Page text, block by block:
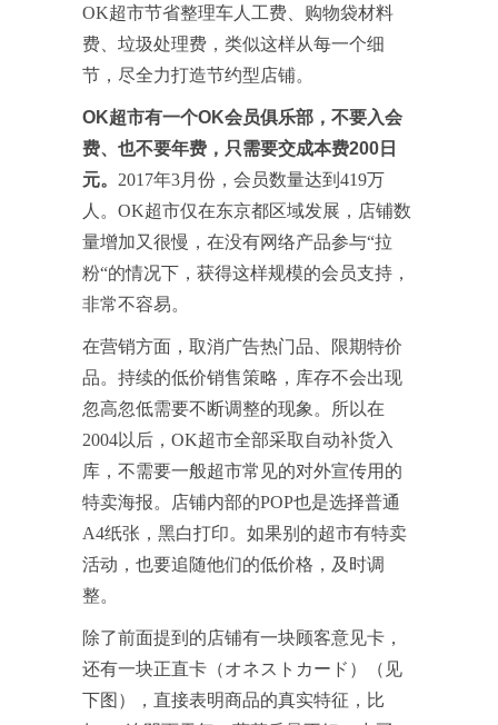
OK超市节省整理车人工费、购物袋材料
费、垃圾处理费，类似这样从每一个细
节，尽全力打造节约型店铺。
OK超市有一个OK会员俱乐部，不要入会
费、也不要年费，只需要交成本费200日
元。 2017年3月份，会员数量达到419万
人。OK超市仅在东京都区域发展，店铺数
量增加又很慢，在没有网络产品参与“拉
粉“的情况下，获得这样规模的会员支持，
非常不容易。
在营销方面，取消广告热门品、限期特价
品。持续的低价销售策略，库存不会出现
忽高忽低需要不断调整的现象。所以在
2004以后，OK超市全部采取自动补货入
库，不需要一般超市常见的对外宣传用的
特卖海报。店铺内部的POP也是选择普通
A4纸张，黑白打印。如果别的超市有特卖
活动，也要追随他们的低价格，及时调
整。
除了前面提到的店铺有一块顾客意见卡，
还有一块正直卡（オネストカード）（见
下图），直接表明商品的真实特征，比